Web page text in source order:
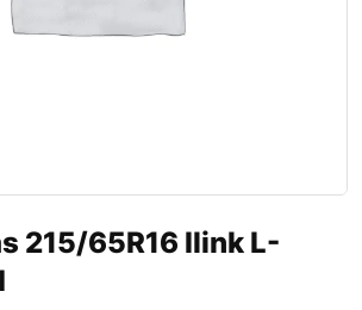
215/65R16 Ilink L-